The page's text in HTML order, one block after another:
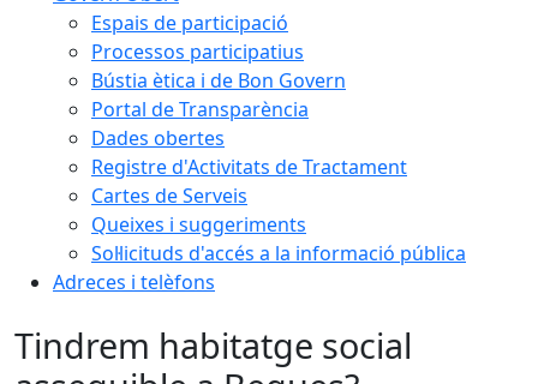
Espais de participació
Processos participatius
Bústia ètica i de Bon Govern
Portal de Transparència
Dades obertes
Registre d'Activitats de Tractament
Cartes de Serveis
Queixes i suggeriments
Sol·licituds d'accés a la informació pública
Adreces i telèfons
Tindrem habitatge social